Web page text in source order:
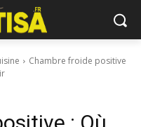
Chambre froide positive